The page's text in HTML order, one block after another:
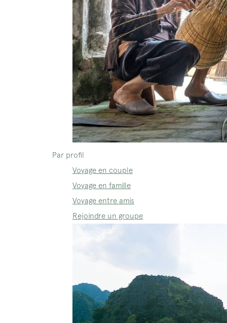
Par profil
Voyage en couple
Voyage en famille
Voyage entre amis
Rejoindre un groupe